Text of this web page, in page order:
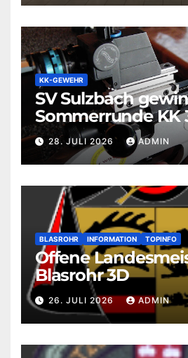
KK-GEWEHR
SV Sulzbach
Sommerrunde KK
28. JULI 2026 ADMIN
BLASROHR INFORMATION TOPINFO
Offene
Blasrohr 3D
26. JULI 2026 ADMIN